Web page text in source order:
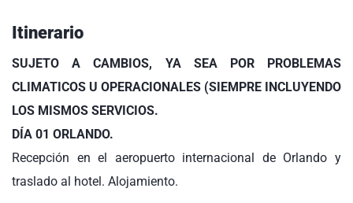
Itinerario
SUJETO A CAMBIOS, YA SEA POR PROBLEMAS
CLIMATICOS U OPERACIONALES (SIEMPRE INCLUYENDO
LOS MISMOS SERVICIOS.
DÍA 01 ORLANDO.
Recepción en el aeropuerto internacional de Orlando y
traslado al hotel. Alojamiento.